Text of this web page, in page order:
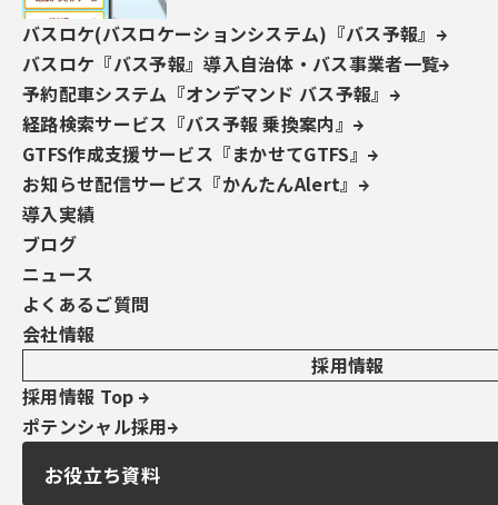
バスロケ(バスロケーションシステム)『バス予報』
バスロケ『バス予報』導入自治体・バス事業者一覧
予約配車システム『オンデマンド バス予報』
経路検索サービス『バス予報 乗換案内』
GTFS作成支援サービス『まかせてGTFS』
お知らせ配信サービス『かんたんAlert』
導入実績
ブログ
ニュース
よくあるご質問
会社情報
採用情報
採用情報 Top
ポテンシャル採用
お役立ち資料
JSONを使った列の書式設定（getYear・getM
onth関数）の手順
数式列追加とJSON書式設定のメリット・デメ
リット比較
SharePoint
技術アドバイス・教育支援
Power PlatformやSharePointを中心に設計・開発・ア
ドバイス・教育まで幅広く担当しています。内製化をご